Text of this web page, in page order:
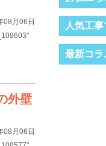
08月06日
外壁
08月06日
人気工
最新コラ